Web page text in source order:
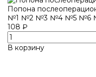
Попона
№1 №2 №3 №4 №5 №6
108 ₽
В корзину